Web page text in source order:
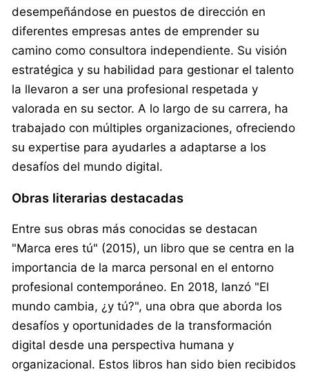
desempeñándose en puestos de dirección en
diferentes empresas antes de emprender su
camino como consultora independiente. Su visión
estratégica y su habilidad para gestionar el talento
la llevaron a ser una profesional respetada y
valorada en su sector. A lo largo de su carrera, ha
trabajado con múltiples organizaciones, ofreciendo
su expertise para ayudarles a adaptarse a los
desafíos del mundo digital.
Obras literarias destacadas
Entre sus obras más conocidas se destacan
"Marca eres tú" (2015), un libro que se centra en la
importancia de la marca personal en el entorno
profesional contemporáneo. En 2018, lanzó "El
mundo cambia, ¿y tú?", una obra que aborda los
desafíos y oportunidades de la transformación
digital desde una perspectiva humana y
organizacional. Estos libros han sido bien recibidos